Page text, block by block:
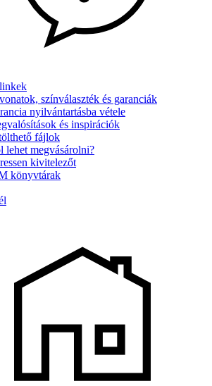
színválaszték és garanciák
nyilvántartásba vétele
és inspirációk
fájlok
lehet megvásárolni?
kivitelezőt
könyvtárak